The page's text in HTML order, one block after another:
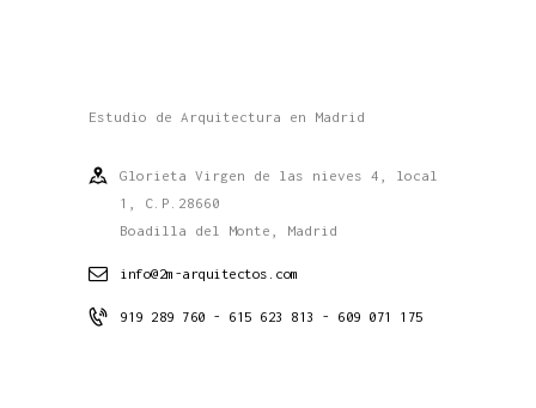
Estudio de Arquitectura en Madrid
Glorieta Virgen de las nieves 4, local
1, C.P.28660
Boadilla del Monte, Madrid
info@2m-arquitectos.com
919 289 760 - 615 623 813 - 609 071 175